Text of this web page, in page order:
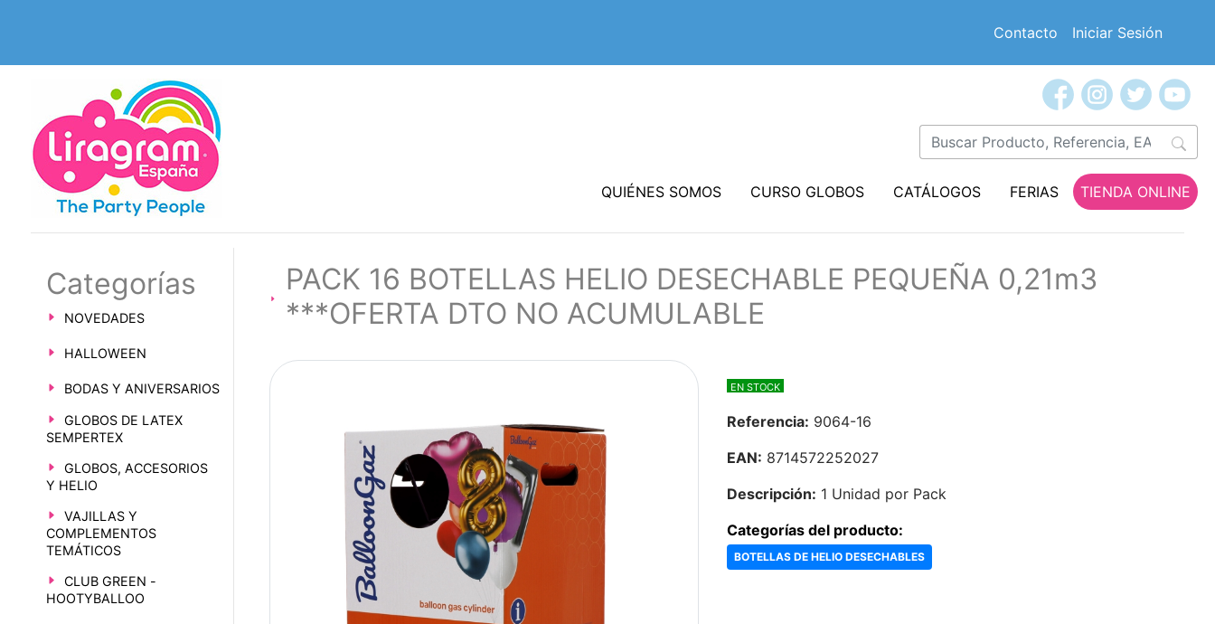
Contacto Iniciar Sesión
QUIÉNES SOMOS CURSO GLOBOS CATÁLOGOS FERIAS TIENDA ONLINE
Categorías
NOVEDADES
HALLOWEEN
BODAS Y ANIVERSARIOS
GLOBOS DE LATEX
SEMPERTEX
GLOBOS, ACCESORIOS
Y HELIO
VAJILLAS Y
COMPLEMENTOS
TEMÁTICOS
CLUB GREEN -
HOOTYBALLOO
PACK 16 BOTELLAS HELIO DESECHABLE PEQUEÑA 0,21m3
***OFERTA DTO NO ACUMULABLE
EN STOCK
Referencia: 9064-16
EAN: 8714572252027
Descripción: 1 Unidad por Pack
Categorías del producto:
BOTELLAS DE HELIO DESECHABLES